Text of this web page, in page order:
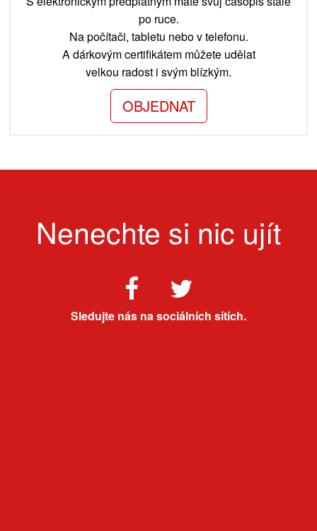
po ruce.
Na počítači, tabletu nebo v telefonu.
A dárkovým certifikátem můžete udělat
velkou radost i svým blízkým.
OBJEDNAT
Nenechte si nic ujít
Sledujte nás na sociálních sítích.